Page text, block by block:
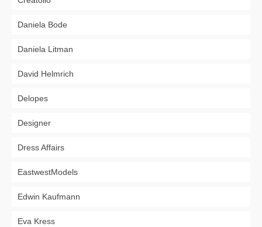
Daniela Bode
Daniela Litman
David Helmrich
Delopes
Designer
Dress Affairs
EastwestModels
Edwin Kaufmann
Eva Kress